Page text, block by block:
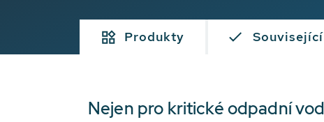
Produkty Související
Nejen pro kritické odpadní